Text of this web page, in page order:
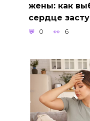
жены: как
сердце
0 6